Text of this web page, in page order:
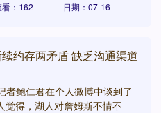
看：162 日期：07-16
约存两矛盾 缺乏沟通渠道
鲍仁君在个人微博中谈到了
觉得，湖人对詹姆斯不情不